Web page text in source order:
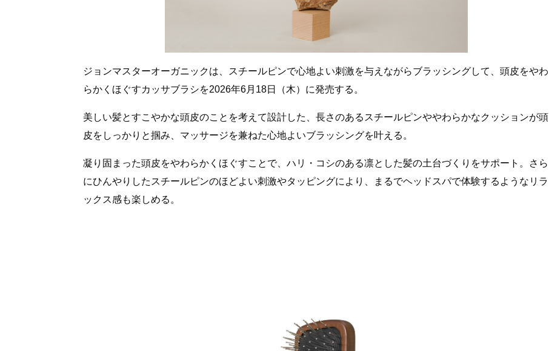
ジョンマスターオーガニックは、スチールピンで心地よい刺激を与えながらブラッシングして、頭皮をやわ
らかくほぐすカッサブラシを2026年6月18日（木）に発売する。
美しい髪とすこやかな頭皮のことを考えて設計した、長さのあるスチールピンややわらかなクッションが頭
皮をしっかりと掴み、マッサージを兼ねた心地よいブラッシングを叶える。
凝り固まった頭皮をやわらかくほぐすことで、ハリ・コシのある凛とした髪の土台づくりをサポート。さら
にひんやりしたスチールピンのほどよい刺激やタッピングにより、まるでヘッドスパで体験するようなリラ
ックス感も楽しめる。